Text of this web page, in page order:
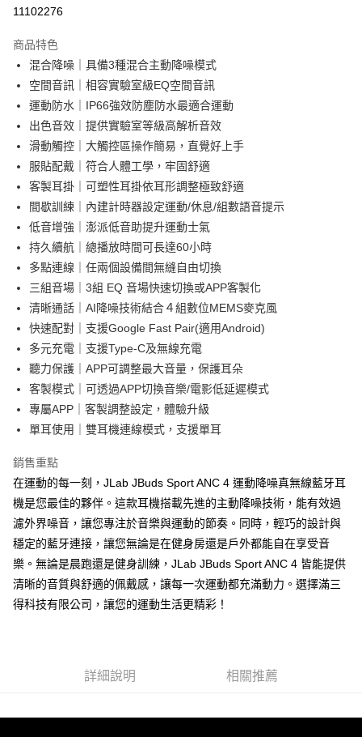
11102276
商品特色
混合降噪｜具備3種混合主動降噪模式
空間音訊｜相容實驗室級EQ空間音訊
運動防水｜IP66強效防塵防水最適合運動
出色音效｜提供實驗室等級高解析音效
滑動觸控｜大觸控區操作簡易，直覺好上手
服貼配戴｜符合人體工學，牢固舒適
客製耳掛｜可塑性耳掛依耳形調整極致舒適
間歇訓練｜內建計時器設定運動/休息/組數語音提示
低音增強｜澎派低音助提升運動士氣
持久續航｜總播放時間可長達60小時
多點連線｜任兩個設備間無縫自由切換
三組音場｜3組 EQ 音場快速切換或APP客製化
清晰通話｜AI降噪技術結合４組數位MEMS麥克風
快速配對｜支援Google Fast Pair(適用Android)
多元充電｜支援Type-C及無線充電
聽力保護｜APP可調整最大音量，保護耳朵
客製模式｜可透過APP切換音樂/電影低延遲模式
專屬APP｜客製調整設定，體驗升級
單耳使用｜雙耳機連線模式，支援單耳
銷售重點
在運動的每一刻，JLab JBuds Sport ANC 4 運動降噪真無線藍牙耳
機是您最佳的夥伴。這款耳機搭載先進的主動降噪技術，能有效過
濾外界噪音，讓您專注於音樂與運動的節奏。同時，輕巧的設計與
穩定的藍牙連接，讓您無論是在健身房還是戶外都能自在享受音
樂。無論是晨跑還是健身訓練，JLab JBuds Sport ANC 4 皆能提供
清晰的音質與舒適的佩戴感，讓每一次運動都充滿動力。選擇滿三
得科技有限公司，讓您的運動生活更精彩！
詳細說明 相關推薦